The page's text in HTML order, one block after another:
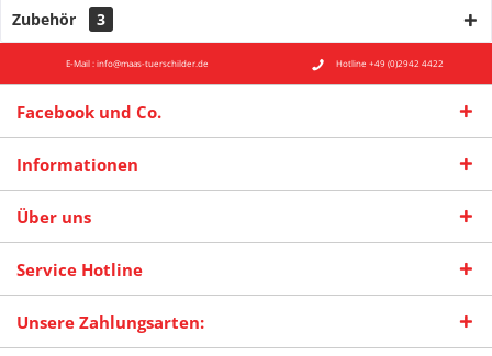
Zubehör 3
E-Mail : info@maas-tuerschilder.de Hotline +49 (0)2942 4422
Facebook und Co.
Informationen
Über uns
Service Hotline
Unsere Zahlungsarten: